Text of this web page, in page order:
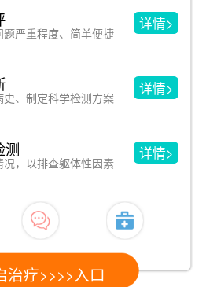
题严重程度、简单便捷
详情>
史、制定科学检测方案
详情>
测
况，以排查躯体性因素
详情>
治疗>>>>入口